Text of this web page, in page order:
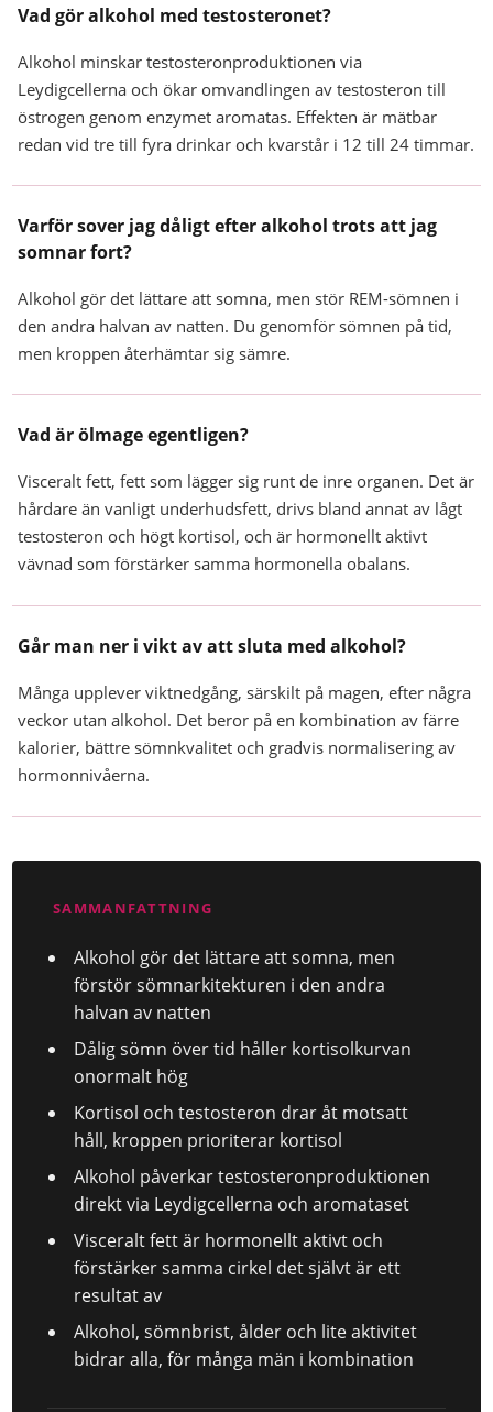
Vad gör alkohol med testosteronet?
Alkohol minskar testosteronproduktionen via
Leydigcellerna och ökar omvandlingen av testosteron till
östrogen genom enzymet aromatas. Effekten är mätbar
redan vid tre till fyra drinkar och kvarstår i 12 till 24 timmar.
Varför sover jag dåligt efter alkohol trots att jag
somnar fort?
Alkohol gör det lättare att somna, men stör REM-sömnen i
den andra halvan av natten. Du genomför sömnen på tid,
men kroppen återhämtar sig sämre.
Vad är ölmage egentligen?
Visceralt fett, fett som lägger sig runt de inre organen. Det är
hårdare än vanligt underhudsfett, drivs bland annat av lågt
testosteron och högt kortisol, och är hormonellt aktivt
vävnad som förstärker samma hormonella obalans.
Går man ner i vikt av att sluta med alkohol?
Många upplever viktnedgång, särskilt på magen, efter några
veckor utan alkohol. Det beror på en kombination av färre
kalorier, bättre sömnkvalitet och gradvis normalisering av
hormonnivåerna.
SAMMANFATTNING
Alkohol gör det lättare att somna, men
förstör sömnarkitekturen i den andra
halvan av natten
Dålig sömn över tid håller kortisolkurvan
onormalt hög
Kortisol och testosteron drar åt motsatt
håll, kroppen prioriterar kortisol
Alkohol påverkar testosteronproduktionen
direkt via Leydigcellerna och aromataset
Visceralt fett är hormonellt aktivt och
förstärker samma cirkel det självt är ett
resultat av
Alkohol, sömnbrist, ålder och lite aktivitet
bidrar alla, för många män i kombination